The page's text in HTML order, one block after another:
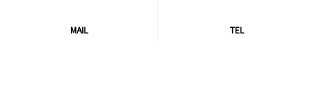
MAIL TEL